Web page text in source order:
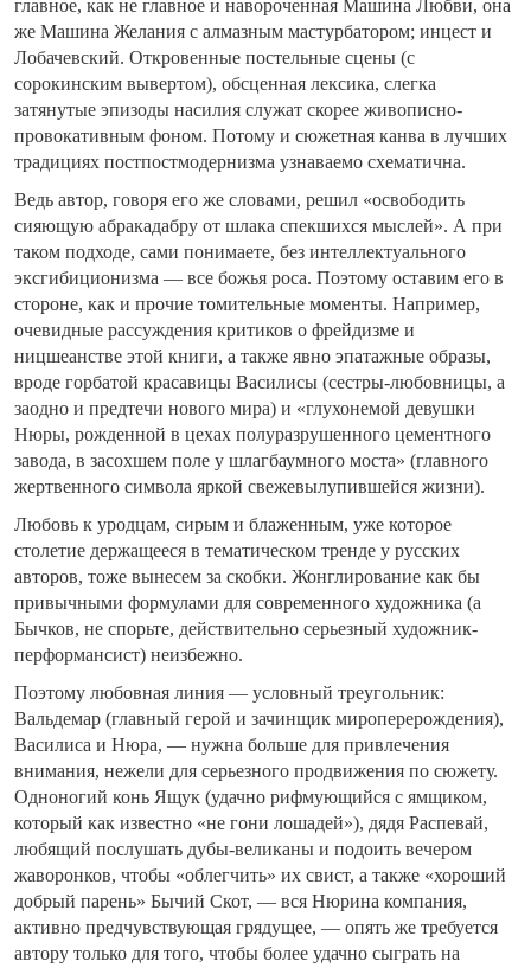
главное, как не главное и навороченная Машина Любви, она
же Машина Желания с алмазным мастурбатором; инцест и
Лобачевский. Откровенные постельные сцены (с
сорокинским вывертом), обсценная лексика, слегка
затянутые эпизоды насилия служат скорее живописно-
провокативным фоном. Потому и сюжетная канва в лучших
традициях постпостмодернизма узнаваемо схематична.
Ведь автор, говоря его же словами, решил «освободить
сияющую абракадабру от шлака спекшихся мыслей». А при
таком подходе, сами понимаете, без интеллектуального
эксгибиционизма — все божья роса. Поэтому оставим его в
стороне, как и прочие томительные моменты. Например,
очевидные рассуждения критиков о фрейдизме и
ницшеанстве этой книги, а также явно эпатажные образы,
вроде горбатой красавицы Василисы (сестры-любовницы, а
заодно и предтечи нового мира) и «глухонемой девушки
Нюры, рожденной в цехах полуразрушенного цементного
завода, в засохшем поле у шлагбаумного моста» (главного
жертвенного символа яркой свежевылупившейся жизни).
Любовь к уродцам, сирым и блаженным, уже которое
столетие держащееся в тематическом тренде у русских
авторов, тоже вынесем за скобки. Жонглирование как бы
привычными формулами для современного художника (а
Бычков, не спорьте, действительно серьезный художник-
перформансист) неизбежно.
Поэтому любовная линия — условный треугольник:
Вальдемар (главный герой и зачинщик мироперерождения),
Василиса и Нюра, — нужна больше для привлечения
внимания, нежели для серьезного продвижения по сюжету.
Одноногий конь Ящук (удачно рифмующийся с ямщиком,
который как известно «не гони лошадей»), дядя Распевай,
любящий послушать дубы-великаны и подоить вечером
жаворонков, чтобы «облегчить» их свист, а также «хороший
добрый парень» Бычий Скот, — вся Нюрина компания,
активно предчувствующая грядущее, — опять же требуется
автору только для того, чтобы более удачно сыграть на